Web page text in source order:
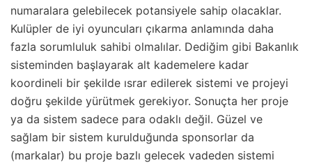
numaralara gelebilecek potansiyele sahip olacaklar.
Kulüpler de iyi oyuncuları çıkarma anlamında daha
fazla sorumluluk sahibi olmalılar. Dediğim gibi Bakanlık
sisteminden başlayarak alt kademelere kadar
koordineli bir şekilde ısrar edilerek sistemi ve projeyi
doğru şekilde yürütmek gerekiyor. Sonuçta her proje
ya da sistem sadece para odaklı değil. Güzel ve
sağlam bir sistem kurulduğunda sponsorlar da
(markalar) bu proje bazlı gelecek vadeden sistemi